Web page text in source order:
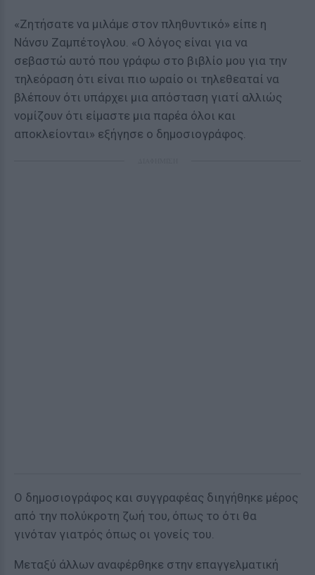
«Ζητήσατε να μιλάμε στον πληθυντικό» είπε η
Νάνσυ Ζαμπέτογλου. «Ο λόγος είναι για να
σεβαστώ αυτό που γράφω στο βιβλίο μου για την
τηλεόραση ότι είναι πιο ωραίο οι τηλεθεαταί να
βλέπουν ότι υπάρχει μια απόσταση γιατί αλλιώς
νομίζουν ότι είμαστε μια παρέα όλοι και
αποκλείονται» εξήγησε ο δημοσιογράφος.
Ο δημοσιογράφος και συγγραφέας διηγήθηκε μέρος
από την πολύκροτη ζωή του, όπως το ότι θα
γινόταν γιατρός όπως οι γονείς του.
Μεταξύ άλλων αναφέρθηκε στην επαγγελματική